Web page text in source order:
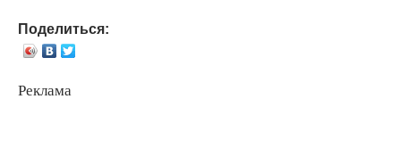
Поделиться:
Реклама